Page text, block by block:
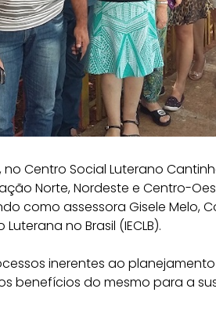
no Centro Social Luterano
Norte, Nordeste e Centro-
como assessora Gisele Melo,
no Brasil (IECLB).
inerentes ao
benefícios do mesmo para a